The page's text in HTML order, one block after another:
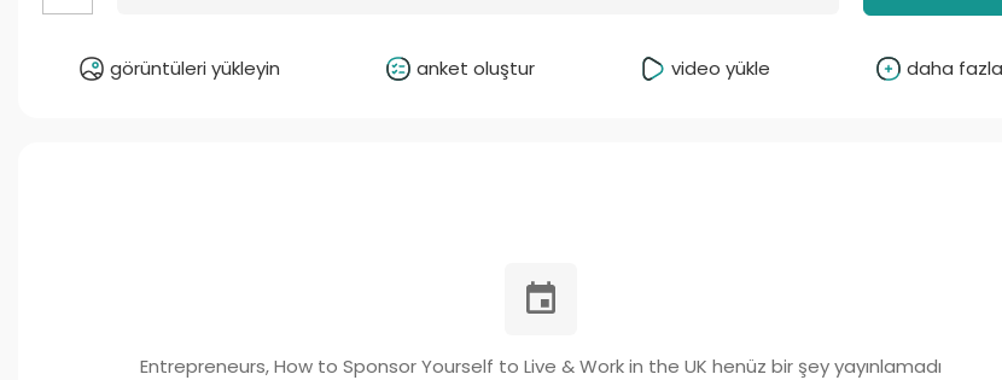
görüntüleri yükleyin anket oluştur video yükle daha fazla
Entrepreneurs, How to Sponsor Yourself to Live & Work in the UK henüz bir şey yayınlamadı